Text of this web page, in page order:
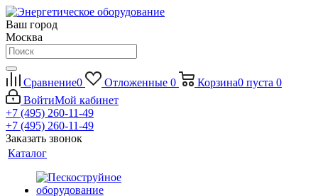
Ваш город
Москва
Сравнение0 Отложенные 0 Корзина0 пуста 0
ВойтиМой кабинет
+7 (495) 260-11-49
+7 (495) 260-11-49
Заказать звонок
Каталог